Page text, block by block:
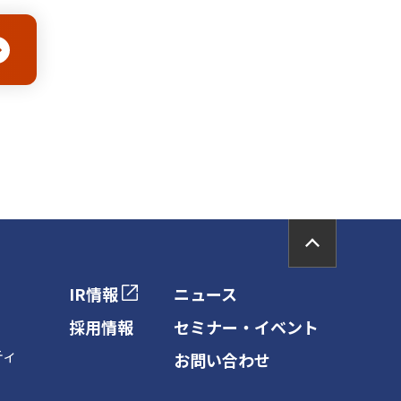
PAGE TOP
IR情報
採用情報
ニュース
セミナー・イベント
お問い合わせ